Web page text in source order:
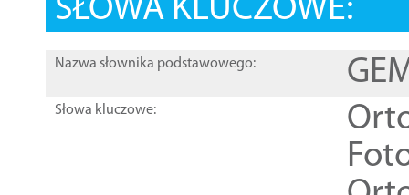
SŁOWA KLUCZOWE:
Nazwa słownika podstawowego:
Słowa kluczowe: